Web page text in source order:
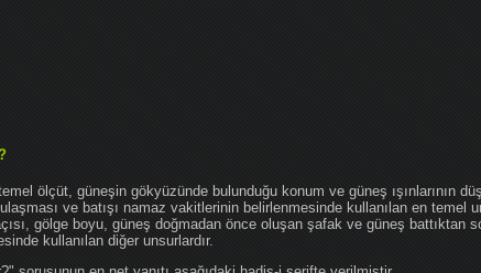
ölçüt, güneşin gökyüzünde bulunduğu konum ve güneş ışınlarının
ve batışı namaz vakitlerinin belirlenmesinde kullanılan en temel
gölge boyu, güneş doğmadan önce oluşan şafak ve güneş battıktan
kullanılan diğer unsurlardır.